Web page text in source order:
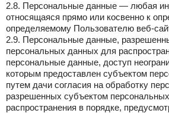
2.8. Персональные данные — любая
относящаяся прямо или косвенно к
определяемому Пользователю веб-
2.9. Персональные данные,
персональных данных для
персональные данные, доступ
которым предоставлен субъектом
путем дачи согласия на обработку
разрешенных субъектом
распространения в порядке,